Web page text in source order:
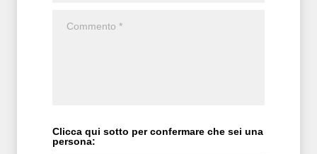
Clicca qui sotto per confermare che sei una
persona: